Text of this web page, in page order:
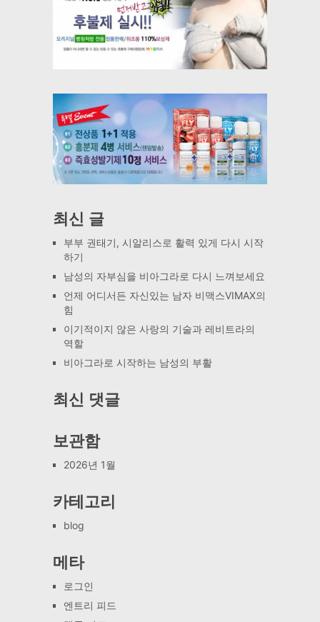
최신 글
부부 권태기, 시알리스로 활력 있게 다시 시작
하기
남성의 자부심을 비아그라로 다시 느껴보세요
언제 어디서든 자신있는 남자 비맥스VIMAX의
힘
이기적이지 않은 사랑의 기술과 레비트라의
역할
비아그라로 시작하는 남성의 부활
최신 댓글
보관함
2026년 1월
카테고리
blog
메타
로그인
엔트리 피드